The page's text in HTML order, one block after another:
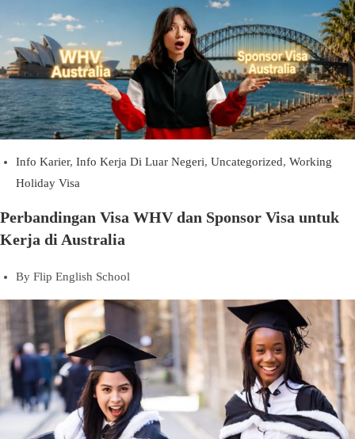
Info Karier, Info Kerja Di Luar Negeri, Uncategorized, Working
Holiday Visa
Perbandingan Visa WHV dan Sponsor Visa untuk
Kerja di Australia
By Flip English School